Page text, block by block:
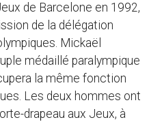
de Barcelone en 1992,
de la délégation
Mickaël
médaillé paralympique
la même fonction
Les deux hommes ont
drapeau aux Jeux, à